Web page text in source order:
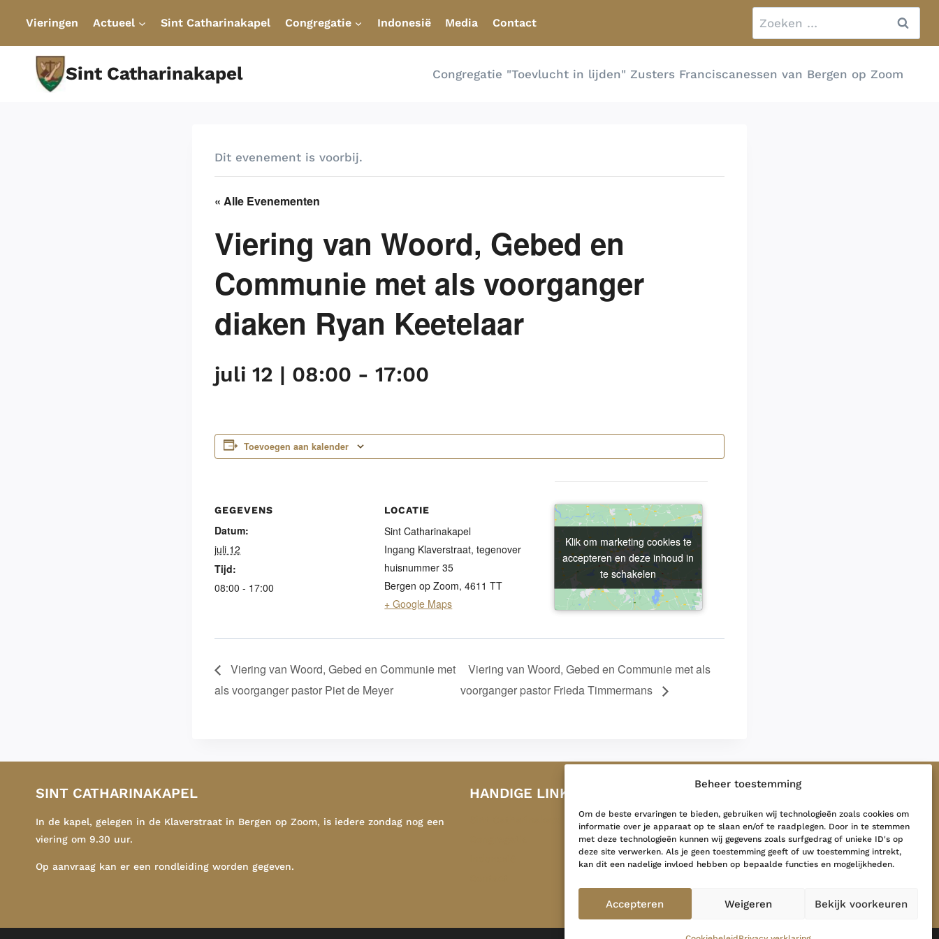
Beheer toestemming
Om de beste ervaringen te bieden, gebruiken wij technologieën zoals cookies om
informatie over je apparaat op te slaan en/of te raadplegen. Door in te stemmen
met deze technologieën kunnen wij gegevens zoals surfgedrag of unieke ID's op
deze site verwerken. Als je geen toestemming geeft of uw toestemming intrekt,
kan dit een nadelige invloed hebben op bepaalde functies en mogelijkheden.
Accepteren Weigeren Bekijk voorkeuren
inhoud
Vieringen Actueel Sint Catharinakapel Congregatie Indonesië Media Contact
Zoeken
naar:
Sint Catharinakapel Congregatie "Toevlucht in lijden" Zusters Franciscanessen van Bergen op Zoom
Dit evenement is voorbij.
« Alle Evenementen
Viering van Woord, Gebed en
Communie met als voorganger
diaken Ryan Keetelaar
juli 12 | 08:00 - 17:00
Toevoegen aan kalender
GEGEVENS
Datum:
juli 12
Tijd:
08:00 - 17:00
LOCATIE
Sint Catharinakapel
Ingang Klaverstraat, tegenover
huisnummer 35
Bergen op Zoom, 4611 TT
+ Google Maps
Klik om marketing cookies te
accepteren en deze inhoud in
te schakelen
Klik om marketing cookies te
accepteren en deze inhoud in
te schakelen
Viering van Woord, Gebed en Communie met
als voorganger pastor Piet de Meyer
Viering van Woord, Gebed en Communie met als
voorganger pastor Frieda Timmermans
SINT CATHARINAKAPEL
In de kapel, gelegen in de Klaverstraat in Bergen op Zoom, is iedere zondag nog een
viering om 9.30 uur.
Op aanvraag kan er een rondleiding worden gegeven.
HANDIGE LINKS LAATSTE NIEUWS
Grote Geest …
26 mei 2026